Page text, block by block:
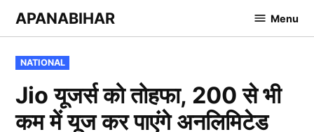
SkipAPANABIHAR Menu
POSTED
IN
NATIONAL
Jio यूजर्स को तोहफा, 200 से भी
कम में यूज कर पाएंगे अनलिमिटेड